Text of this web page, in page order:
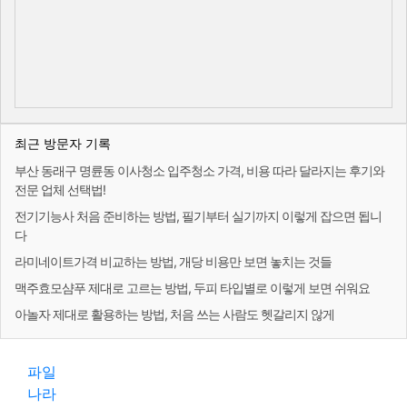
최근 방문자 기록
부산 동래구 명륜동 이사청소 입주청소 가격, 비용 따라 달라지는 후기와
전문 업체 선택법!
전기기능사 처음 준비하는 방법, 필기부터 실기까지 이렇게 잡으면 됩니
다
라미네이트가격 비교하는 방법, 개당 비용만 보면 놓치는 것들
맥주효모샴푸 제대로 고르는 방법, 두피 타입별로 이렇게 보면 쉬워요
아놀자 제대로 활용하는 방법, 처음 쓰는 사람도 헷갈리지 않게
파일
나라